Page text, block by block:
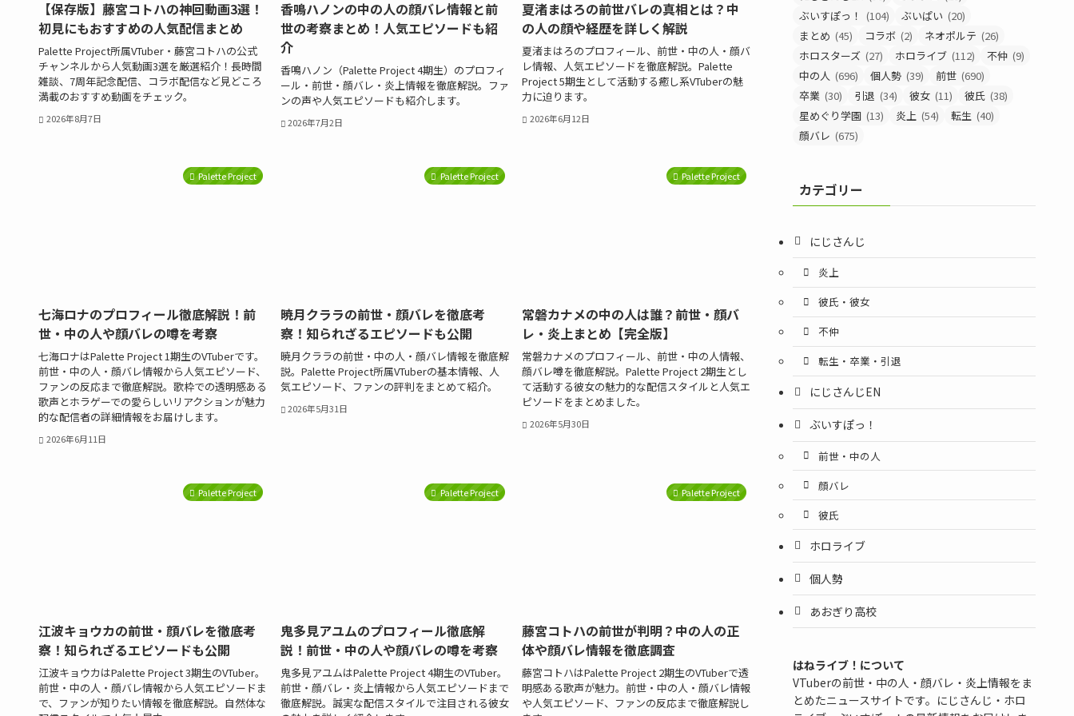
【保存版】藤宮コトハの神回動画3選！
初見にもおすすめの人気配信まとめ
Palette Project所属VTuber・藤宮コトハの公式
チャンネルから人気動画3選を厳選紹介！長時間
雑談、7周年記念配信、コラボ配信など見どころ
満載のおすすめ動画をチェック。
2026年8月7日
香鳴ハノンの中の人の顔バレ情報と前
世の考察まとめ！人気エピソードも紹
介
香鳴ハノン（Palette Project 4期生）のプロフィ
ール・前世・顔バレ・炎上情報を徹底解説。ファ
ンの声や人気エピソードも紹介します。
2026年7月2日
夏渚まはろの前世バレの真相とは？中
の人の顔や経歴を詳しく解説
夏渚まはろのプロフィール、前世・中の人・顔バ
レ情報、人気エピソードを徹底解説。Palette
Project 5期生として活動する癒し系VTuberの魅
力に迫ります。
2026年6月12日
Palette Project
七海ロナのプロフィール徹底解説！前
世・中の人や顔バレの噂を考察
七海ロナはPalette Project 1期生のVTuberです。
前世・中の人・顔バレ情報から人気エピソード、
ファンの反応まで徹底解説。歌枠での透明感ある
歌声とホラゲーでの愛らしいリアクションが魅力
的な配信者の詳細情報をお届けします。
2026年6月11日
Palette Project
暁月クララの前世・顔バレを徹底考
察！知られざるエピソードも公開
暁月クララの前世・中の人・顔バレ情報を徹底解
説。Palette Project所属VTuberの基本情報、人
気エピソード、ファンの評判をまとめて紹介。
2026年5月31日
Palette Project
常磐カナメの中の人は誰？前世・顔バ
レ・炎上まとめ【完全版】
常磐カナメのプロフィール、前世・中の人情報、
顔バレ噂を徹底解説。Palette Project 2期生とし
て活動する彼女の魅力的な配信スタイルと人気エ
ピソードをまとめました。
2026年5月30日
Palette Project
江波キョウカの前世・顔バレを徹底考
察！知られざるエピソードも公開
江波キョウカはPalette Project 3期生のVTuber。
前世・中の人・顔バレ情報から人気エピソードま
で、ファンが知りたい情報を徹底解説。自然体な
Palette Project
鬼多見アユムのプロフィール徹底解
説！前世・中の人や顔バレの噂を考察
鬼多見アユムはPalette Project 4期生のVTuber。
前世・顔バレ・炎上情報から人気エピソードまで
徹底解説。誠実な配信スタイルで注目される彼女
Palette Project
藤宮コトハの前世が判明？中の人の正
体や顔バレ情報を徹底調査
藤宮コトハはPalette Project 2期生のVTuberで透
明感ある歌声が魅力。前世・中の人・顔バレ情報
や人気エピソード、ファンの反応まで徹底解説し
ぶいすぽっ！
(104) ぶいぱい (20)
まとめ (45) コラボ (2) ネオポルテ (26)
ホロスターズ (27) ホロライブ (112) 不仲 (9)
中の人 (696) 個人勢 (39) 前世 (690)
卒業 (30) 引退 (34) 彼女 (11) 彼氏 (38)
星めぐり学園 (13) 炎上 (54) 転生 (40)
顔バレ (675)
カテゴリー
にじさんじ
炎上
彼氏・彼女
不仲
転生・卒業・引退
にじさんじEN
ぶいすぽっ！
前世・中の人
顔バレ
彼氏
ホロライブ
個人勢
あおぎり高校
はねライブ！について
VTuberの前世・中の人・顔バレ・炎上情報をま
とめたニュースサイトです。にじさんじ・ホロ